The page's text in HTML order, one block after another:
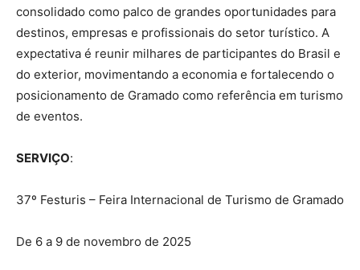
consolidado como palco de grandes oportunidades para
destinos, empresas e profissionais do setor turístico. A
expectativa é reunir milhares de participantes do Brasil e
do exterior, movimentando a economia e fortalecendo o
posicionamento de Gramado como referência em turismo
de eventos.
SERVIÇO:
37º Festuris – Feira Internacional de Turismo de Gramado
De 6 a 9 de novembro de 2025